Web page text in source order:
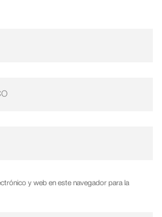
y web en este navegador para la